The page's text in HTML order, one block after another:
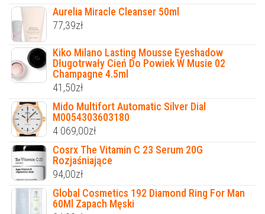
Aurelia Miracle Cleanser 50ml
77,39zł
Kiko Milano Lasting Mousse Eyeshadow
Długotrwały Cień Do Powiek W Musie 02
Champagne 4.5ml
41,50zł
Mido Multifort Automatic Silver Dial
M0054303603180
4 069,00zł
Cosrx The Vitamin C 23 Serum 20G
Rozjaśniające
94,00zł
Global Cosmetics 192 Diamond Ring For Man
60Ml Zapach Męski